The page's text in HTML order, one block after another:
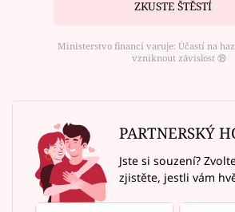
ZKUSTE ŠTĚSTÍ
Ministerstvo financí varuje: Účastí na
vzniknout závislost ⑱
PARTNERSKÝ
Jste si souzení?
zjistěte, jestli vám